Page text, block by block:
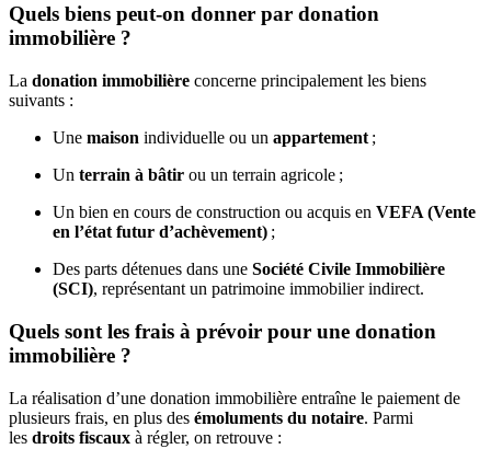
Quels biens peut-on donner par donation
immobilière ?
La donation immobilière concerne principalement les biens
suivants :
Une maison individuelle ou un appartement ;
Un terrain à bâtir ou un terrain agricole ;
Un bien en cours de construction ou acquis en VEFA (Vente
en l’état futur d’achèvement) ;
Des parts détenues dans une Société Civile Immobilière
(SCI), représentant un patrimoine immobilier indirect.
Quels sont les frais à prévoir pour une donation
immobilière ?
La réalisation d’une donation immobilière entraîne le paiement de
plusieurs frais, en plus des émoluments du notaire. Parmi
les droits fiscaux à régler, on retrouve :